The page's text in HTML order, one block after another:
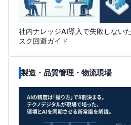
社内ナレッジAI導入で失敗しない
スク回避ガイド
製造・品質管理・物流現場